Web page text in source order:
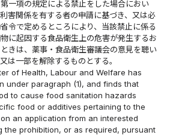
一項の規定による禁止をした場合におい
害関係を有する者の申請に基づき、又は必
令で定めるところにより、当該禁止に係る
に起因する食品衛生上の危害が発生するお
きは、薬事・食品衛生審議会の意見を聴い
は一部を解除するものとする。
of Health, Labour and Welfare has
under paragraph (1), and finds that
to cause food sanitation hazards
food or additives pertaining to the
an application from an interested
the prohibition, or as required, pursuant